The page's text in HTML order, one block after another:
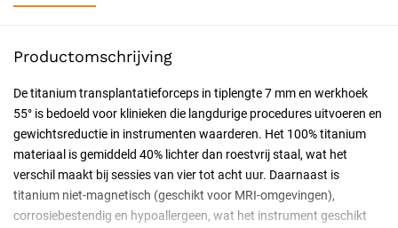
Certificering CE-gecertificeerd, CE Klasse IIa
Soort hoek 55°
Productomschrijving
De titanium transplantatieforceps in tiplengte 7 mm en werkhoek
55° is bedoeld voor klinieken die langdurige procedures uitvoeren en
gewichtsreductie in instrumenten waarderen. Het 100% titanium
materiaal is gemiddeld 40% lichter dan roestvrij staal, wat het
verschil maakt bij sessies van vier tot acht uur. Daarnaast is
titanium niet-magnetisch (geschikt voor MRI-omgevingen),
corrosiebestendig en hypoallergeen, wat het instrument geschikt